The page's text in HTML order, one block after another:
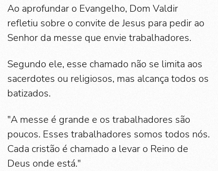
Ao aprofundar o Evangelho, Dom Valdir
refletiu sobre o convite de Jesus para pedir ao
Senhor da messe que envie trabalhadores.
Segundo ele, esse chamado não se limita aos
sacerdotes ou religiosos, mas alcança todos os
batizados.
"A messe é grande e os trabalhadores são
poucos. Esses trabalhadores somos todos nós.
Cada cristão é chamado a levar o Reino de
Deus onde está."